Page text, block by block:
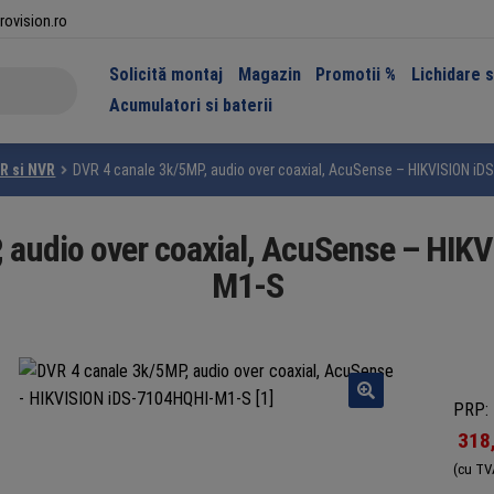
Solicită montaj Magazin Promotii %
Lichidare
Acumulatori si baterii
si NVR DVR 4 canale 3k/5MP, audio over coaxial, AcuSense – HIKVISION
over coaxial, AcuSense –
M1-S
PRP:
(cu